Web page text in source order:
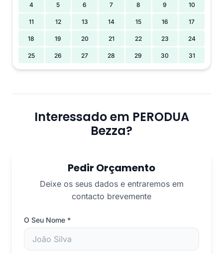
4 5 6 7 8 9 10
11 12 13 14 15 16 17
18 19 20 21 22 23 24
25 26 27 28 29 30 31
Interessado em PERODUA
Bezza?
Pedir Orçamento
Deixe os seus dados e entraremos em
contacto brevemente
O Seu Nome *